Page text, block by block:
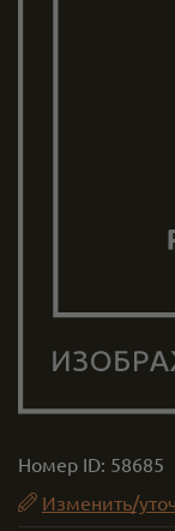
Номер ID: 58685
Изменить/